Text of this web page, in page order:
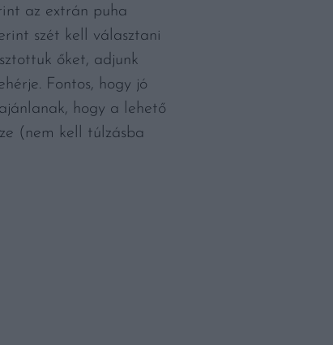
az extrán puha
szét kell választani
őket, adjunk
Fontos, hogy jó
hogy a lehető
(nem kell túlzásba